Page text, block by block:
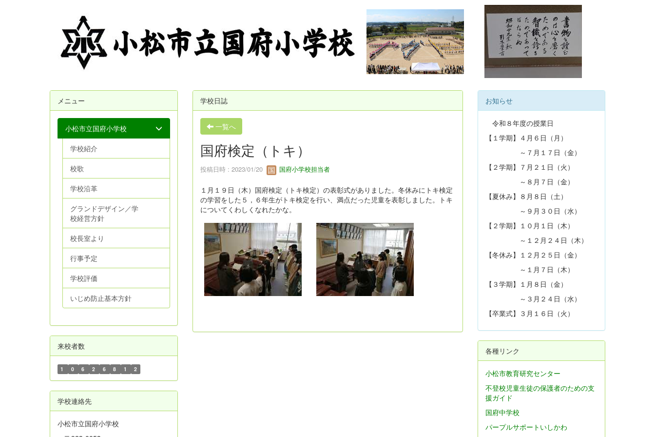
学校日誌
一覧へ
国府検定（トキ）
投稿日時 : 2023/01/20 国府小学校担当者
１月１９日（木）国府検定（トキ検定）の表彰式がありました。冬休みにトキ検定
の学習をした５，６年生がトキ検定を行い、満点だった児童を表彰しました。トキ
についてくわしくなれたかな。
メニュー
小松市立国府小学校
学校紹介
校歌
学校沿革
グランドデザイン／学
校経営方針
校長室より
行事予定
学校評価
いじめ防止基本方針
来校者数
1 0 6 2 6 8 1 2
学校連絡先
小松市立国府小学校
お知らせ
令和８年度の授業日
【１学期】４月６日（月）
～７月１７日（金）
【２学期】７月２１日（火）
～８月７日（金）
【夏休み】８月８日（土）
～９月３０日（水）
【２学期】１０月１日（木）
～１２月２４日（木）
【冬休み】１２月２５日（金）
～１月７日（木）
【３学期】１月８日（金）
～３月２４日（水）
【卒業式】３月１６日（火）
各種リンク
小松市教育研究センター
不登校児童生徒の保護者のための支
援ガイド
国府中学校
パープルサポートいしかわ